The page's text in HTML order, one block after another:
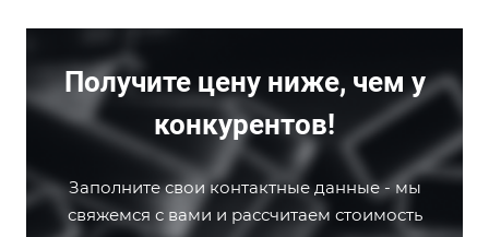
Получите цену ниже, чем у
конкурентов!
Заполните свои контактные данные - мы
свяжемся с вами и рассчитаем стоимость